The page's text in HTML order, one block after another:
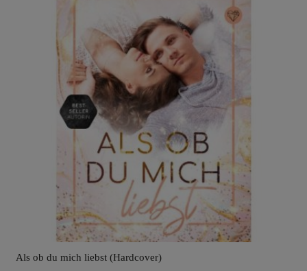
Als ob du mich liebst (Hardcover)